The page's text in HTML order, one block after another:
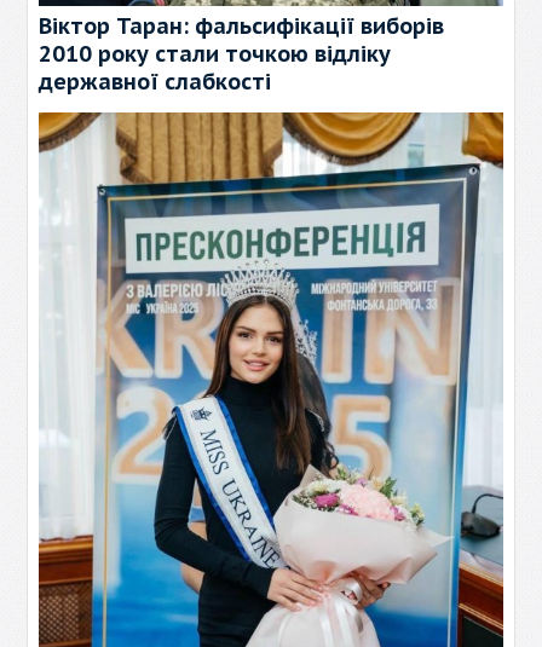
Віктор Таран: фальсифікації виборів
2010 року стали точкою відліку
державної слабкості